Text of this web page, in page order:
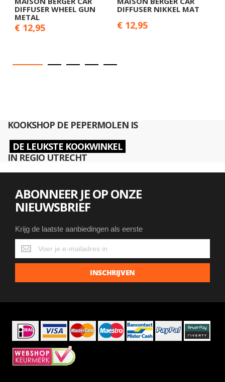
DIFFUSER WHEEL GUN
METAL
€ 12,95
DIFFUSER NIKKEL MAT
€ 12,95
KOOKSHOP DE PEPERMOLEN IS
DE LEUKSTE KOOKWINKEL
IN REGIO UTRECHT
ABONNEER JE OP ONZE
NIEUWSBRIEF
Krijg de laatste aanbiedingen als eerste
Krijg
de
laatste
INSCHRIJVEN